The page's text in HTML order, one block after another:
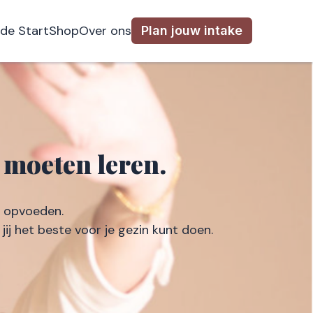
StartShopOver ons Plan jouw intake
leren.
het beste voor je gezin kunt doen.